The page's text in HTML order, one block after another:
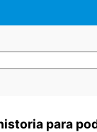
para